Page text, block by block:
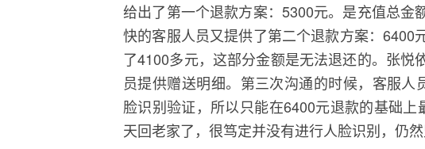
给出了第一个退款方案：5300元。是充值总金
快的客服人员又提供了第二个退款方案：6400
了4100多元，这部分金额是无法退还的。张悦
员提供赠送明细。第三次沟通的时候，客服
脸识别验证，所以只能在6400元退款的基础
天回老家了，很笃定并没有进行人脸识别，仍然